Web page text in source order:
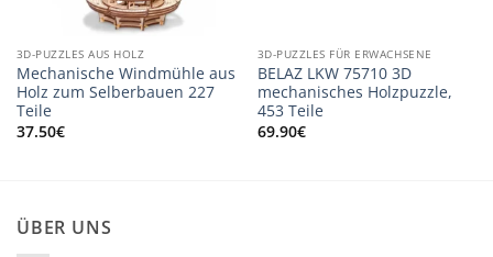
3D-PUZZLES AUS HOLZ
Mechanische Windmühle aus
Holz zum Selberbauen 227
Teile
37.50€
3D-PUZZLES FÜR ERWACHSENE
BELAZ LKW 75710 3D
mechanisches Holzpuzzle,
453 Teile
69.90€
ÜBER UNS